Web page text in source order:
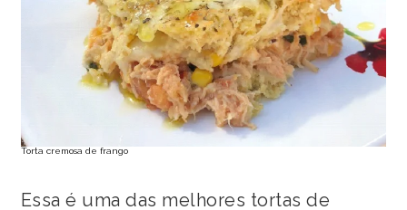
Torta cremosa de frango
Essa é uma das melhores tortas de